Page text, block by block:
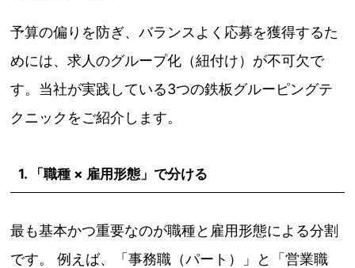
予算の偏りを防ぎ、バランスよく応募を獲得するた
めには、求人のグループ化（紐付け）が不可欠で
す。当社が実践している3つの鉄板グルーピングテ
クニックをご紹介します。
1. 「職種 × 雇用形態」で分ける
最も基本かつ重要なのが職種と雇用形態による分割
です。 例えば、「事務職（パート）」と「営業職